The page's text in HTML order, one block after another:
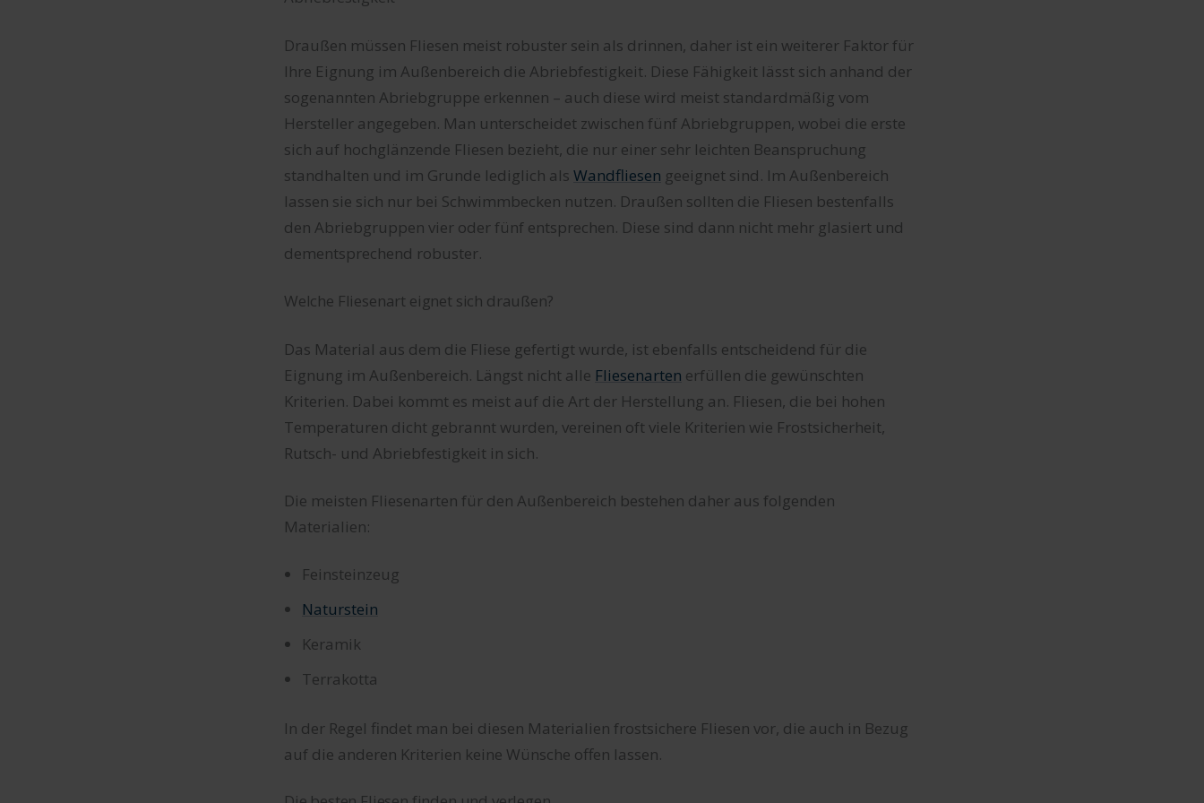
Draußen müssen Fliesen meist robuster sein als drinnen, daher ist ein weiterer Faktor für
Ihre Eignung im Außenbereich die Abriebfestigkeit. Diese Fähigkeit lässt sich anhand der
sogenannten Abriebgruppe erkennen – auch diese wird meist standardmäßig vom
Hersteller angegeben. Man unterscheidet zwischen fünf Abriebgruppen, wobei die erste
sich auf hochglänzende Fliesen bezieht, die nur einer sehr leichten Beanspruchung
standhalten und im Grunde lediglich als Wandfliesen geeignet sind. Im Außenbereich
lassen sie sich nur bei Schwimmbecken nutzen. Draußen sollten die Fliesen bestenfalls
den Abriebgruppen vier oder fünf entsprechen. Diese sind dann nicht mehr glasiert und
dementsprechend robuster.
Welche Fliesenart eignet sich draußen?
Das Material aus dem die Fliese gefertigt wurde, ist ebenfalls entscheidend für die
Eignung im Außenbereich. Längst nicht alle Fliesenarten erfüllen die gewünschten
Kriterien. Dabei kommt es meist auf die Art der Herstellung an. Fliesen, die bei hohen
Temperaturen dicht gebrannt wurden, vereinen oft viele Kriterien wie Frostsicherheit,
Rutsch- und Abriebfestigkeit in sich.
Die meisten Fliesenarten für den Außenbereich bestehen daher aus folgenden
Materialien:
Feinsteinzeug
Naturstein
Keramik
Terrakotta
In der Regel findet man bei diesen Materialien frostsichere Fliesen vor, die auch in Bezug
auf die anderen Kriterien keine Wünsche offen lassen.